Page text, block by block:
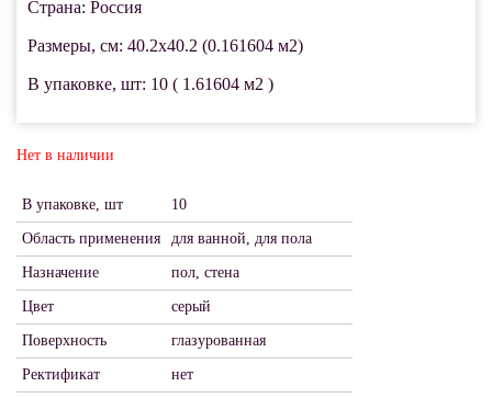
Страна: Россия
Размеры, см: 40.2x40.2 (0.161604 м2)
В упаковке, шт: 10 ( 1.61604 м2 )
Нет в наличии
В упаковке, шт 10
Область применения для ванной, для пола
Назначение пол, стена
Цвет серый
Поверхность глазурованная
Ректификат нет